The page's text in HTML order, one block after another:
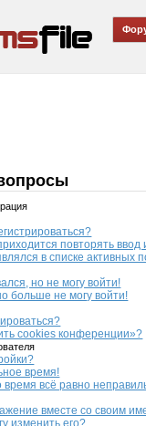
повторять
в списке активных
но не могу войти!
больше не могу войти!
cookies конференции»?
время!
всё равно
вместе со своим
изменить его?